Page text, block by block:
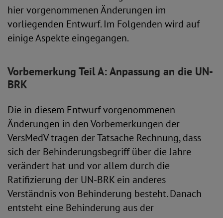
hier vorgenommenen Änderungen im
vorliegenden Entwurf. Im Folgenden wird auf
einige Aspekte eingegangen.
Vorbemerkung Teil A: Anpassung an die UN-
BRK
Die in diesem Entwurf vorgenommenen
Änderungen in den Vorbemerkungen der
VersMedV tragen der Tatsache Rechnung, dass
sich der Behinderungsbegriff über die Jahre
verändert hat und vor allem durch die
Ratifizierung der UN-BRK ein anderes
Verständnis von Behinderung besteht. Danach
entsteht eine Behinderung aus der